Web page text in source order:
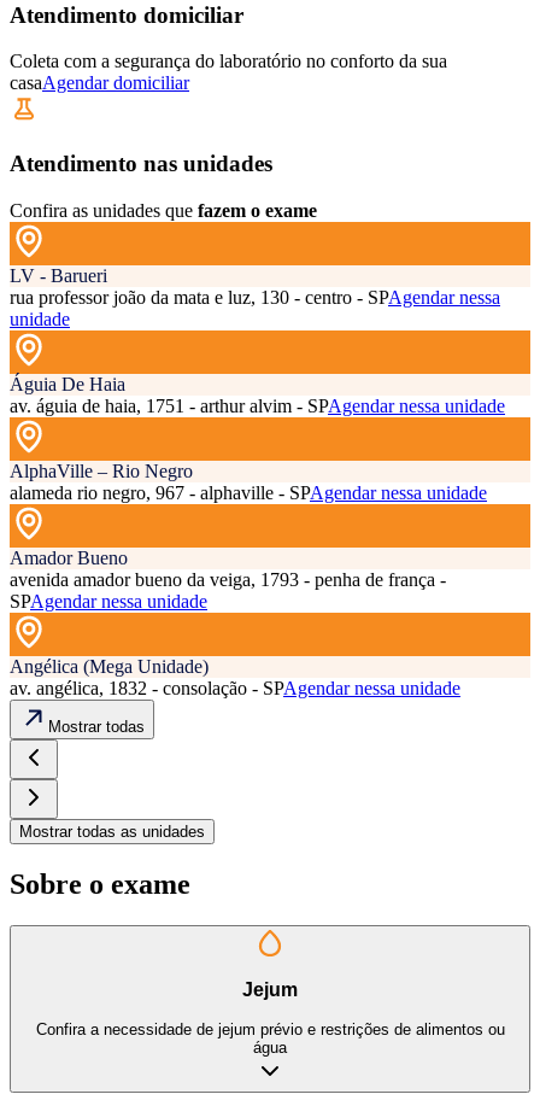
Atendimento domiciliar
Coleta com a segurança do laboratório no conforto da sua
casaAgendar domiciliar
Atendimento nas unidades
Confira as unidades que fazem o exame
LV - Barueri
rua professor joão da mata e luz, 130 - centro - SPAgendar nessa
unidade
Águia De Haia
av. águia de haia, 1751 - arthur alvim - SPAgendar nessa unidade
AlphaVille – Rio Negro
alameda rio negro, 967 - alphaville - SPAgendar nessa unidade
Amador Bueno
avenida amador bueno da veiga, 1793 - penha de frança -
SPAgendar nessa unidade
Angélica (Mega Unidade)
av. angélica, 1832 - consolação - SPAgendar nessa unidade
Mostrar todas
Mostrar todas as unidades
Sobre o exame
Jejum
Confira a necessidade de jejum prévio e restrições de alimentos ou
água